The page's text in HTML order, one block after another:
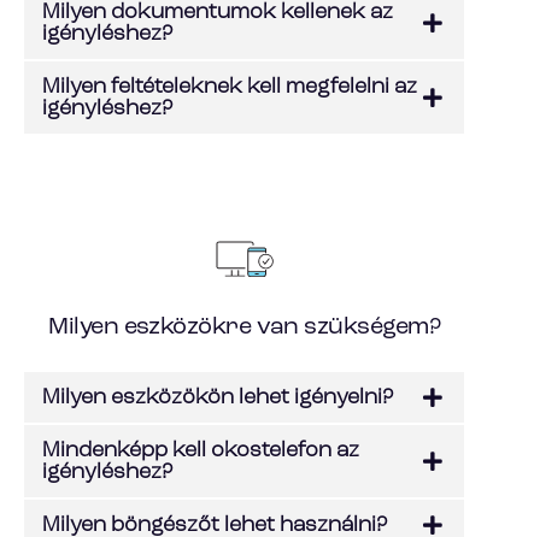
Milyen dokumentumok kellenek az
igényléshez?
Milyen feltételeknek kell megfelelni az
igényléshez?
Milyen eszközökre van szükségem?
Milyen eszközökön lehet igényelni?
Mindenképp kell okostelefon az
igényléshez?
Milyen böngészőt lehet használni?